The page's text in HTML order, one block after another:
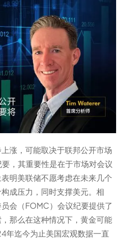
涨，可能取决于联邦公开市场
，其重要性是在于市场对会议
明美联储不愿考虑在未来几个
成压力，同时支撑美元。相
会（FOMC）会议纪要提供了
那么在这种情况下，黄金可能
年迄今为止美国宏观数据一直